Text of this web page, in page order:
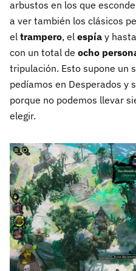
arbustos en los que
a ver también los clásicos
el trampero, el espía y
con un total de ocho
tripulación. Esto supone un
pedíamos en Desperados y
porque no podemos llevar
elegir.